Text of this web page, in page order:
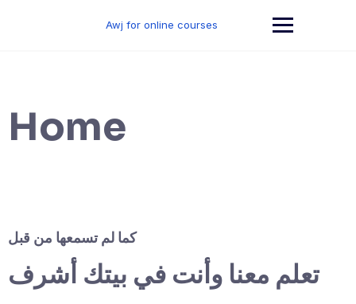
Awj for online courses
Home
كما لم تسمعها من قبل
تعلم معنا وأنت في بيتك أشرف